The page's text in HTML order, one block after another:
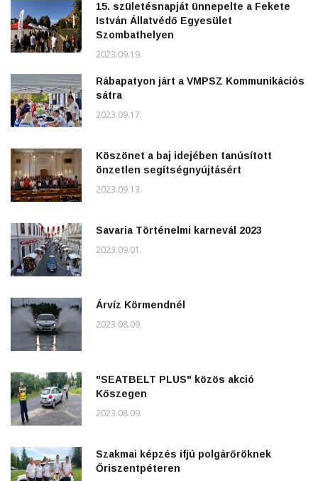
15. születésnapját ünnepelte a Fekete
István Állatvédő Egyesület
Szombathelyen
2023.09.19.
Rábapatyon járt a VMPSZ Kommunikációs
sátra
2023.09.17.
Köszönet a baj idejében tanúsított
önzetlen segítségnyújtásért
2023.09.13.
Savaria Történelmi karnevál 2023
2023.09.01.
Árvíz Körmendnél
2023.08.09.
"SEATBELT PLUS" közös akció
Kőszegen
2023.08.09.
Szakmai képzés ifjú polgárőröknek
Őriszentpéteren